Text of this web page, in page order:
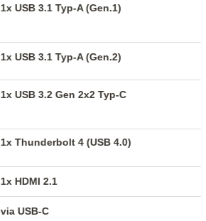
1x USB 3.1 Typ-A (Gen.1)
1x USB 3.1 Typ-A (Gen.2)
1x USB 3.2 Gen 2x2 Typ-C
1x Thunderbolt 4 (USB 4.0)
1x HDMI 2.1
via USB-C